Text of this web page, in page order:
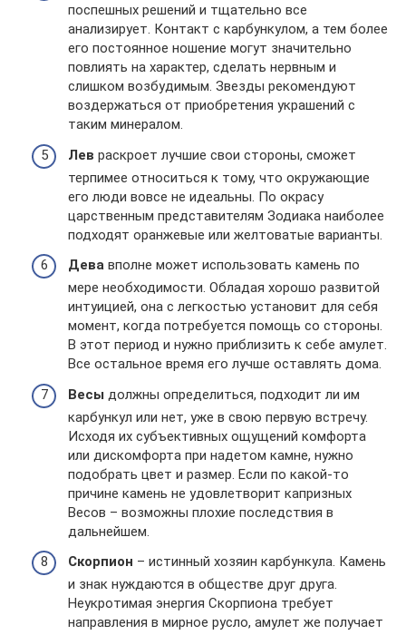
поспешных решений и тщательно все
анализирует. Контакт с карбункулом, а тем более
его постоянное ношение могут значительно
повлиять на характер, сделать нервным и
слишком возбудимым. Звезды рекомендуют
воздержаться от приобретения украшений с
таким минералом.
Лев раскроет лучшие свои стороны, сможет
терпимее относиться к тому, что окружающие
его люди вовсе не идеальны. По окрасу
царственным представителям Зодиака наиболее
подходят оранжевые или желтоватые варианты.
Дева вполне может использовать камень по
мере необходимости. Обладая хорошо развитой
интуицией, она с легкостью установит для себя
момент, когда потребуется помощь со стороны.
В этот период и нужно приблизить к себе амулет.
Все остальное время его лучше оставлять дома.
Весы должны определиться, подходит ли им
карбункул или нет, уже в свою первую встречу.
Исходя их субъективных ощущений комфорта
или дискомфорта при надетом камне, нужно
подобрать цвет и размер. Если по какой-то
причине камень не удовлетворит капризных
Весов – возможны плохие последствия в
дальнейшем.
Скорпион – истинный хозяин карбункула. Камень
и знак нуждаются в обществе друг друга.
Неукротимая энергия Скорпиона требует
направления в мирное русло, амулет же получает